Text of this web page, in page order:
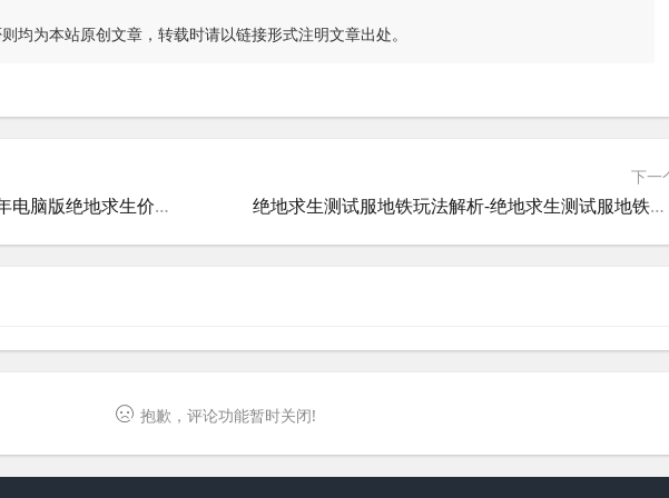
均为本站原创文章，转载时请以链接形式注明文章出处。
电脑绝地求生现在多少钱-2023年电脑版绝地求生价格及购买指南
下一
绝地求生测试服地铁玩法解析-绝地求生测试服地铁模式最新内容介绍
抱歉，评论功能暂时关闭!